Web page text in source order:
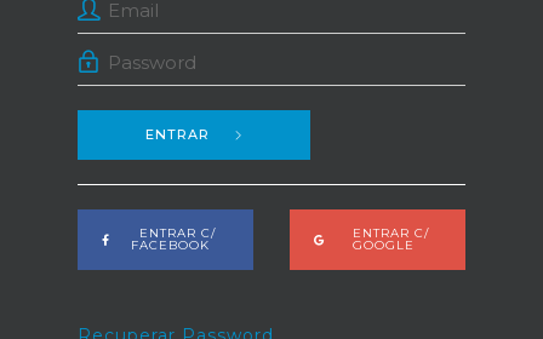
ENTRAR
ENTRAR C/
FACEBOOK
ENTRAR C/
GOOGLE